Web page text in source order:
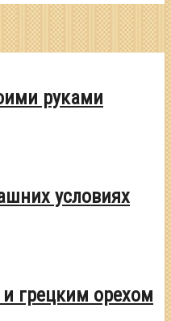
руками
условиях
грецким орехом